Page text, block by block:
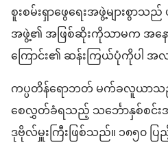
စူးစမ်းရှာဖွေရေးအဖွဲ့များစွာသ
အဖွဲ့၏ အဖြစ်ဆိုးကိုသာမက အန
ကြောင်း၏ ဆန်းကြယ်ပုံကိုပါ အလ
ကပ္ပတိန်ရောဘတ် မက်ခလူယာ
စေလွှတ်ခံရသည့် သင်္ဘောနှစ်စင်
ဒုဗိုလ်မှူးကြီးဖြစ်သည်။ ၁၈၅၀